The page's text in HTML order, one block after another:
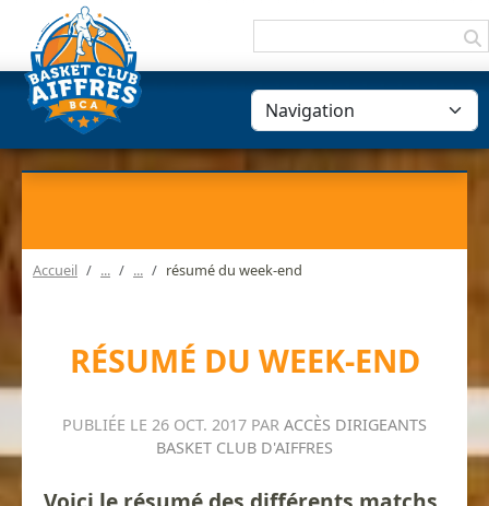
Accueil résumé du week-end
RÉSUMÉ DU WEEK-END
PUBLIÉE LE 26 OCT. 2017 PAR ACCÈS DIRIGEANTS
BASKET CLUB D'AIFFRES
Panneau de gestion des cookies